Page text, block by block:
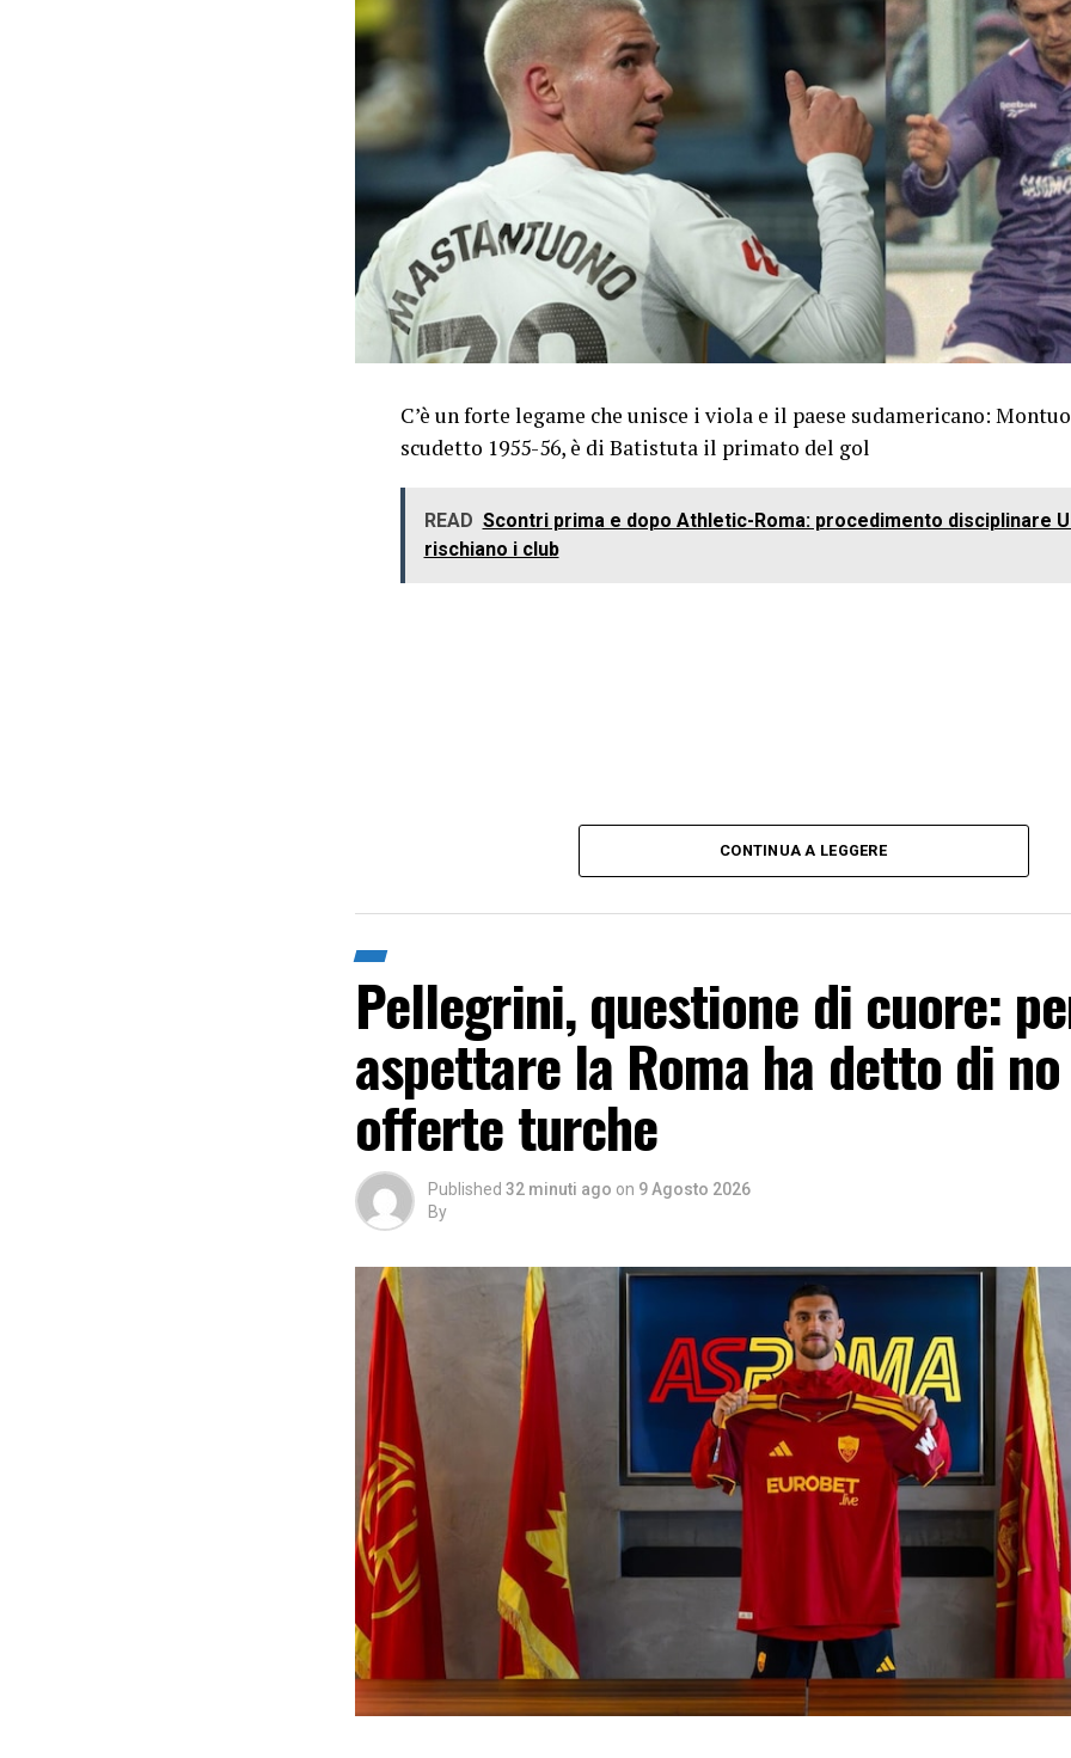
C’è un forte legame che unisce i viola e il paese sudamericano:
scudetto 1955-56, è di Batistuta il primato del gol
READ Scontri prima e dopo Athletic-Roma: procedimento disciplinare
rischiano i club
CONTINUA A LEGGERE
Pellegrini, questione di cuore:
aspettare la Roma ha detto di
offerte turche
Published 32 minuti ago on 9 Agosto 2026
By